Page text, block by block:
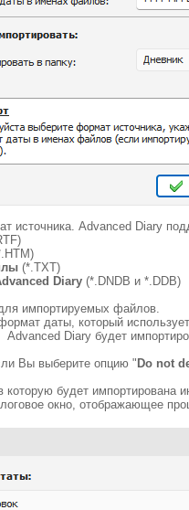
источника. Advanced Diary
(*.TXT)
Diary (*.DNDB и *.DDB)
импортируемых файлов.
даты, который
Diary будет
Вы выберите опцию " Do not
которую будет импортирована
окно, отображающее